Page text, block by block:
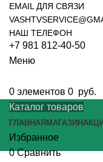
EMAIL ДЛЯ СВЯЗИ
НАШ ТЕЛЕФОН
+7 981 812-40-50
Меню
0 элементов 0 руб.
Каталог товаров
ГЛАВНАЯ МАГАЗИН
Избранное
0 Сравнить